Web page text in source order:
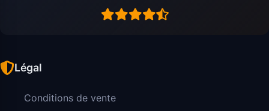
Légal
Conditions de vente